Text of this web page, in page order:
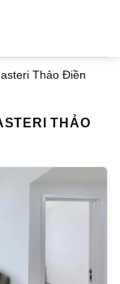
Thảo Điền
THẢO